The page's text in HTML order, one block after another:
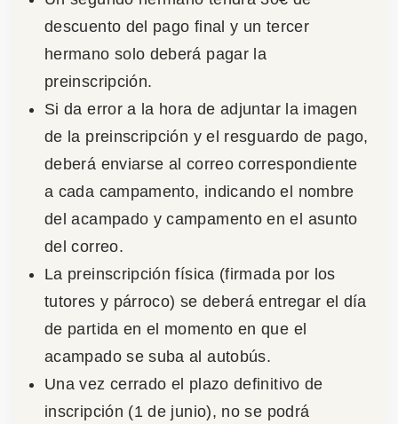
descuento del pago final y un tercer
hermano solo deberá pagar la
preinscripción.
Si da error a la hora de adjuntar la imagen
de la preinscripción y el resguardo de pago,
deberá enviarse al correo correspondiente
a cada campamento, indicando el nombre
del acampado y campamento en el asunto
del correo.
La preinscripción física (firmada por los
tutores y párroco) se deberá entregar el día
de partida en el momento en que el
acampado se suba al autobús.
Una vez cerrado el plazo definitivo de
inscripción (1 de junio), no se podrá